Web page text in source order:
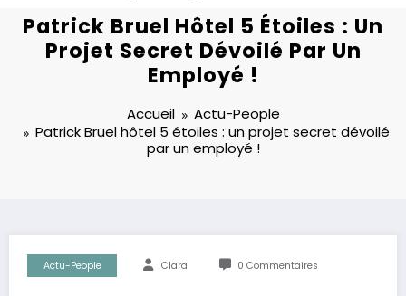
Patrick Bruel Hôtel 5 Étoiles : Un
Projet Secret Dévoilé Par Un
Employé !
Accueil
Actu-People
Patrick Bruel hôtel 5 étoiles : un projet secret dévoilé
par un employé !
Actu-People Clara 0 Commentaires